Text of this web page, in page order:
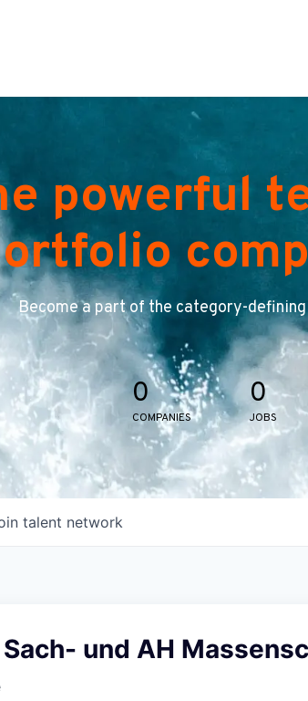
powerful
Become a part of the category-
0
COMPANIES
0
JOBS
talent network
und AH